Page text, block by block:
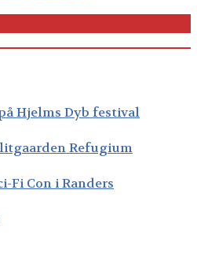
Hjelms Dyb festival
Refugium
Fi Con i Randers